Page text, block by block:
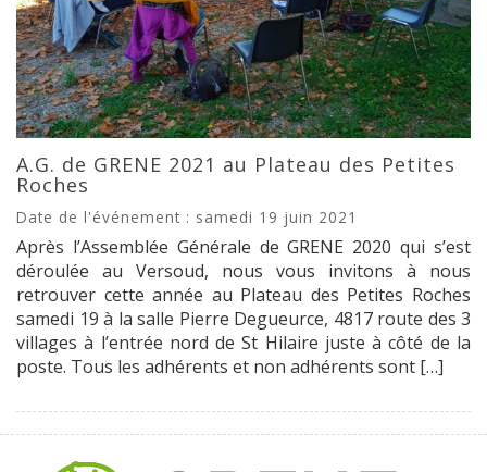
A.G. de GRENE 2021 au Plateau des Petites
Roches
Date de l'événement : samedi 19 juin 2021
Après l’Assemblée Générale de GRENE 2020 qui s’est
déroulée au Versoud, nous vous invitons à nous
retrouver cette année au Plateau des Petites Roches
samedi 19 à la salle Pierre Degueurce, 4817 route des 3
villages à l’entrée nord de St Hilaire juste à côté de la
poste. Tous les adhérents et non adhérents sont […]